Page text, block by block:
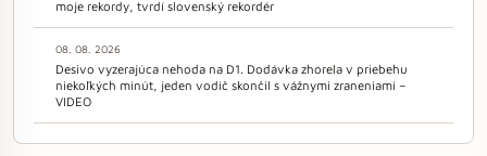
moje rekordy, tvrdí slovenský rekordér
08. 08. 2026
Desivo vyzerajúca nehoda na D1. Dodávka zhorela v priebehu
niekoľkých minút, jeden vodič skončil s vážnymi zraneniami –
VIDEO